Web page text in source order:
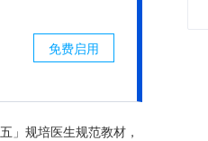
免费启用
」规培医生规范教材，